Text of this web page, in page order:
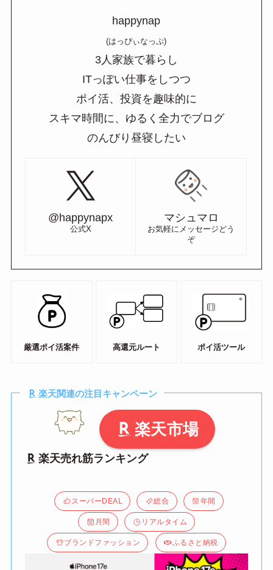
happynap
(はっぴぃなっぷ)
3人家族で暮らし
ITっぽい仕事をしつつ
ポイ活、投資を趣味的に
スキマ時間に、ゆるく全力でブログ
のんびり昼寝したい
@happynapx
公式X
マシュマロ
お気軽にメッセージどう
ぞ
厳選ポイ活案件 高還元ルート ポイ活ツール
楽天関連の注目キャンペーン
楽天市場
楽天売れ筋ランキング
スーパーDEAL 総合 年間
月間 リアルタイム
ブランドファッション ふるさと納税